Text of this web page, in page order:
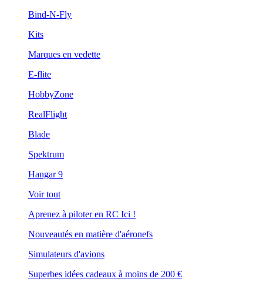
Bind-N-Fly
Kits
Marques en vedette
E-flite
HobbyZone
RealFlight
Blade
Spektrum
Hangar 9
Voir tout
Aprenez à piloter en RC Ici !
Nouveautés en matière d'aéronefs
Simulateurs d'avions
Superbes idées cadeaux à moins de 200 €